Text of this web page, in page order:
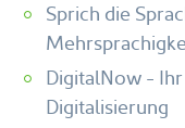
Sprich die
DigitalNow -
Digitalisierung